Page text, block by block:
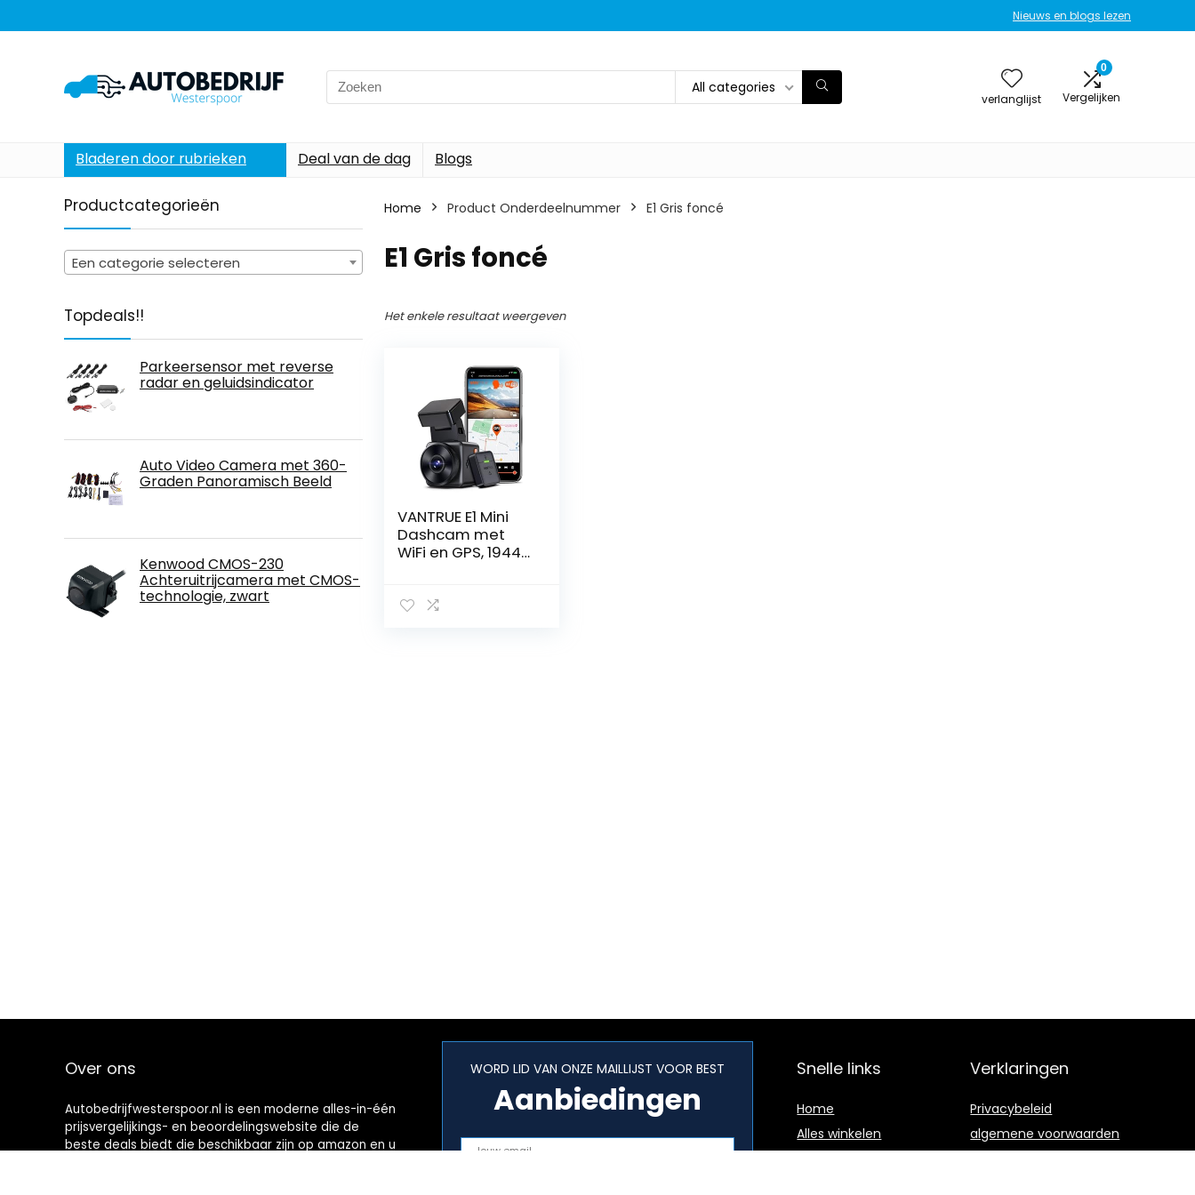
Nieuws en blogs lezen
Search
for:
All categories
verlanglijst
0
Vergelijken
Bladeren door rubrieken Deal van de dag Blogs
Productcategorieën
Een categorie selecteren
Topdeals!!
Parkeersensor met reverse
radar en geluidsindicator
Auto Video Camera met 360-
Graden Panoramisch Beeld
Kenwood CMOS-230
Achteruitrijcamera met CMOS-
technologie, zwart
Home Product Onderdeelnummer ‎E1 Gris foncé
‎E1 Gris foncé
Het enkele resultaat weergeven
VANTRUE E1 Mini
Dashcam met
WiFi en GPS, 1944P
Over ons
Autobedrijfwesterspoor.nl is een moderne alles-in-één
prijsvergelijkings- en beoordelingswebsite die de
beste deals biedt die beschikbaar zijn op amazon en u
WORD LID VAN ONZE MAILLIJST VOOR BEST
Aanbiedingen
Snelle links
Home
Alles winkelen
Verklaringen
Privacybeleid
algemene voorwaarden